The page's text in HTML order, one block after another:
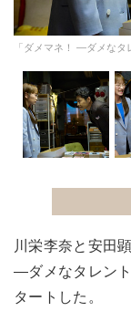
「ダメマネ！ ―ダメな
川栄李奈と安田
―ダメなタレン
タートした。